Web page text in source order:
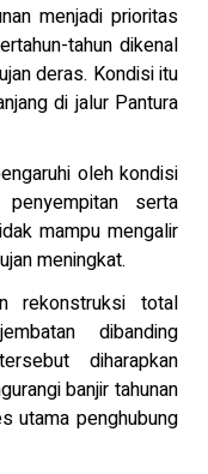
menjadi prioritas
tahun dikenal
deras. Kondisi itu
di jalur Pantura
oleh kondisi
serta
mampu mengalir
meningkat.
rekonstruksi total
dibanding
diharapkan
banjir tahunan
utama penghubung